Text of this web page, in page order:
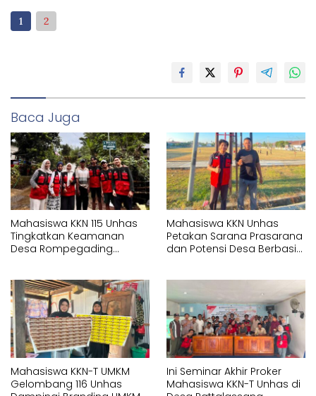
1
2
Baca Juga
Mahasiswa KKN 115 Unhas
Tingkatkan Keamanan
Desa Rompegading
Jalan
Mahasiswa KKN Unhas
Petakan Sarana Prasarana
dan Potensi Desa Berbasis
Mahasiswa KKN-T UMKM
Gelombang 116 Unhas
Ini Seminar Akhir Proker
Mahasiswa KKN-T Unhas di